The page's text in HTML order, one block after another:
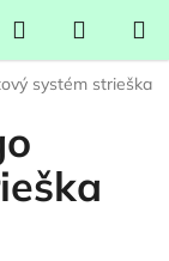
Hľadať
KOŠÍK
systém strieška